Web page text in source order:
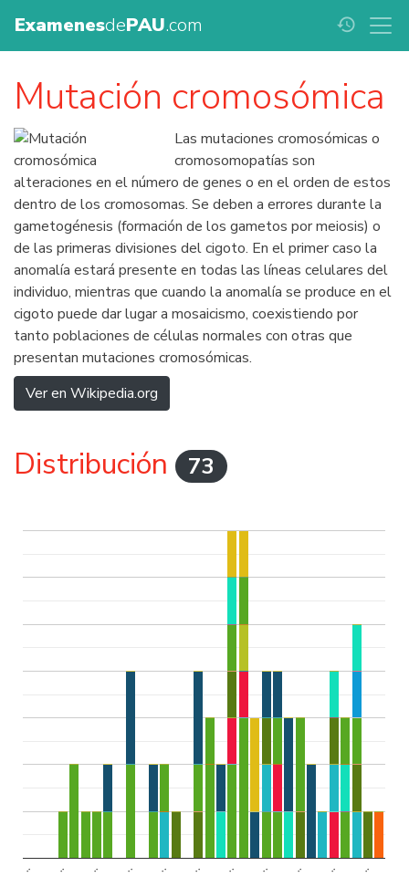
ExamenesdePAU.com history
Mutación cromosómica
Las mutaciones cromosómicas o
cromosomopatías son
alteraciones en el número de genes o en el orden de estos
dentro de los cromosomas. Se deben a errores durante la
gametogénesis (formación de los gametos por meiosis) o
de las primeras divisiones del cigoto. En el primer caso la
anomalía estará presente en todas las líneas celulares del
individuo, mientras que cuando la anomalía se produce en el
cigoto puede dar lugar a mosaicismo, coexistiendo por
tanto poblaciones de células normales con otras que
presentan mutaciones cromosómicas.
Ver en Wikipedia.org
Distribución 73
.. .. .. .. .. .. .. .. .. .. ..